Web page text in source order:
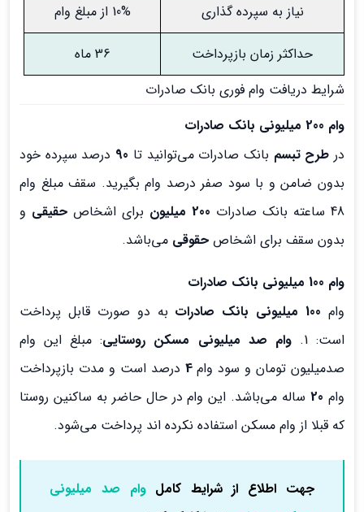
نیاز به سپرده گذاری 10% از مبلغ وام
حداکثر زمان بازپرداخت
36 ماه
شرایط دریافت وام فوری بانک صادرات
وام 200 میلیونی بانک صادرات
در طرح تبسم بانک صادرات می‌توانید تا 90 درصد سپرده خود
بدون ضامن و با سود صفر درصد وام بگیرید. سقف مبلغ وام
48 ساعته بانک صادرات
200 میلیون برای اشخاص حقیقی و
بدون سقف برای اشخاص حقوقی می‌باشد.
وام 100 میلیونی بانک صادرات
وام 100 میلیونی بانک صادرات
به دو صورت قابل پرداخت
است: 1.
وام صد میلیونی مسکن روستایی: مبلغ این وام
صدمیلیون تومان و سود وام4 درصد است و مدت بازپرداخت
وام 20 ساله می‌باشد. این وام در حال حاضر به ساکنین روستا
که قبلا از وام مسکن استفاده نکرده اند پرداخت می‌شود.
جهت اطلاع از شرایط کاملوام صد میلیونی